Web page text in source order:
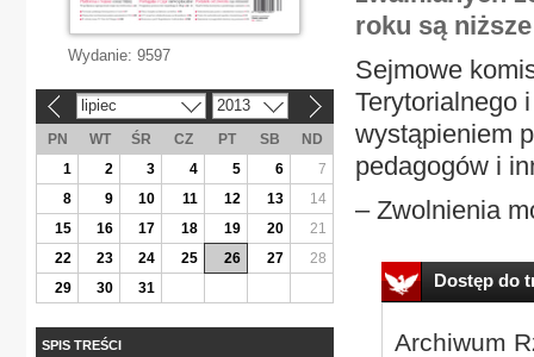
roku są
Sejmowe
Terytorialnego
wystąpieniem
pedagogów i
– Zwolnienia
Dostęp do
Archiwum
Wydanie: 9597
lipiec 2013
PN WT ŚR CZ PT SB
ND
1
2 3 4 5 6
7
8
9 10 11 12 13
14
15
16 17 18 19 20
21
22
23 24 25 26 27
28
29
30 31
SPIS TREŚCI